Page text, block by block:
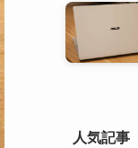
人気記事